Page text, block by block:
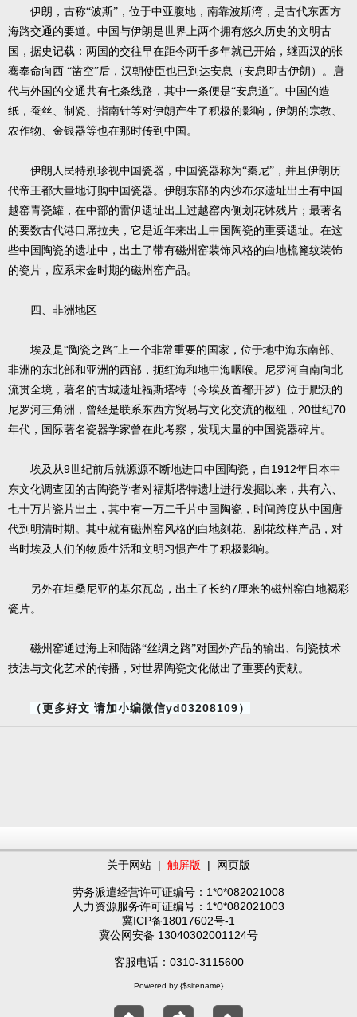
伊朗，古称“波斯”，位于中亚腹地，南靠波斯湾，是古代东西方
海路交通的要道。中国与伊朗是世界上两个拥有悠久历史的文明古
国，据史记载：两国的交往早在距今两千多年就已开始，继西汉的张
骞奉命向西 “凿空”后，汉朝使臣也已到达安息（安息即古伊朗）。唐
代与外国的交通共有七条线路，其中一条便是“安息道”。中国的造
纸，蚕丝、制瓷、指南针等对伊朗产生了积极的影响，伊朗的宗教、
农作物、金银器等也在那时传到中国。
伊朗人民特别珍视中国瓷器，中国瓷器称为“秦尼”，并且伊朗历
代帝王都大量地订购中国瓷器。伊朗东部的内沙布尔遗址出土有中国
越窑青瓷罐，在中部的雷伊遗址出土过越窑内侧划花钵残片；最著名
的要数古代港口席拉夫，它是近年来出土中国陶瓷的重要遗址。在这
些中国陶瓷的遗址中，出土了带有磁州窑装饰风格的白地梳篦纹装饰
的瓷片，应系宋金时期的磁州窑产品。
四、非洲地区
埃及是“陶瓷之路”上一个非常重要的国家，位于地中海东南部、
非洲的东北部和亚洲的西部，扼红海和地中海咽喉。尼罗河自南向北
流贯全境，著名的古城遗址福斯塔特（今埃及首都开罗）位于肥沃的
尼罗河三角洲，曾经是联系东西方贸易与文化交流的枢纽， 20世纪70
年代，国际著名瓷器学家曾在此考察，发现大量的中国瓷器碎片。
埃及从9世纪前后就源源不断地进口中国陶瓷，自 1912年日本中
东文化调查团的古陶瓷学者对福斯塔特遗址进行发掘以来，共有六、
七十万片瓷片出土，其中有一万二千片中国陶瓷，时间跨度从中国唐
代到明清时期。其中就有磁州窑风格的白地刻花、剔花纹样产品，对
当时埃及人们的物质生活和文明习惯产生了积极影响。
另外在坦桑尼亚的基尔瓦岛，出土了长约7厘米的磁州窑白地褐彩
瓷片。
磁州窑通过海上和陆路“丝绸之路”对国外产品的输出、制瓷技术
技法与文化艺术的传播，对世界陶瓷文化做出了重要的贡献。
（更多好文 请加小编微信yd03208109 ）
关于网站 | 触屏版 | 网页版
劳务派遣经营许可证编号：1*0*082021008
人力资源服务许可证编号：1*0*082021003
冀ICP备18017602号-1
冀公网安备 13040302001124号
客服电话：0310-3115600
Powered by {$sitename}